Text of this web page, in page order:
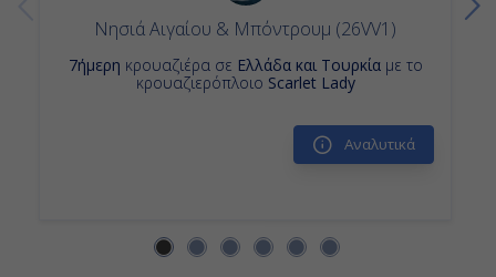
Νησιά Αιγαίου & Μπόντρουμ (26VV1)
7ήμερη κρουαζιέρα σε Ελλάδα και Τουρκίαμε το
κρουαζιερόπλοιο Scarlet Lady
Αναλυτικά